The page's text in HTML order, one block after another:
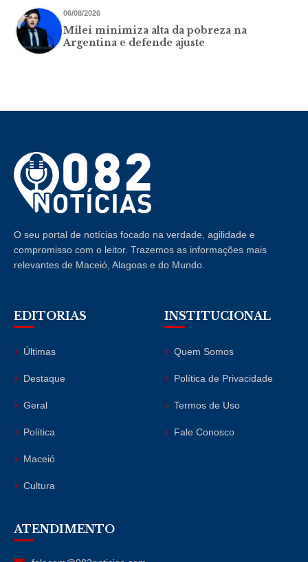
06/08/2026
Milei minimiza alta da pobreza na
Argentina e defende ajuste
O seu portal de notícias focado na verdade, agilidade e
compromisso com o leitor. Trazemos as informações mais
relevantes de Maceió, Alagoas e do Mundo.
EDITORIAS
Últimas
Destaque
Geral
Política
Maceió
Cultura
INSTITUCIONAL
Quem Somos
Política de Privacidade
Termos de Uso
Fale Conosco
ATENDIMENTO